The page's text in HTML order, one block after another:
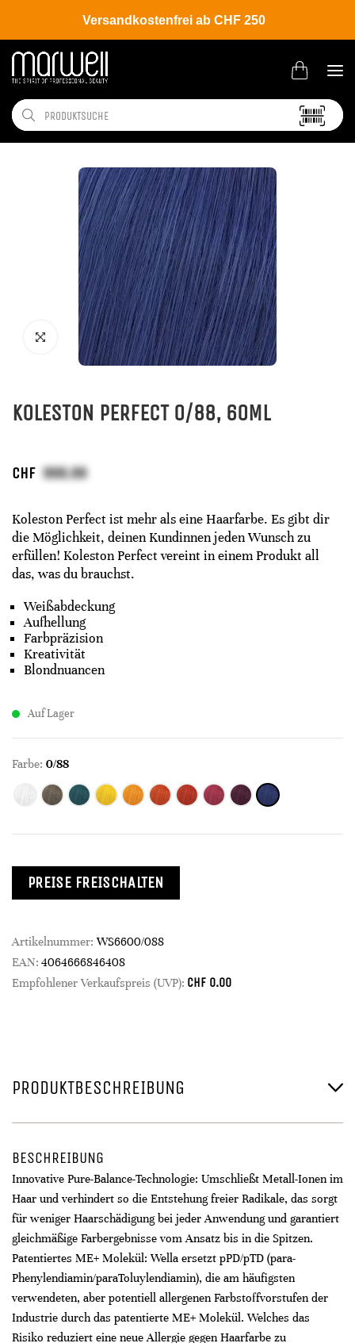
Versandkostenfrei ab CHF 250
Shop Brands Wella
KOLESTON PERFECT 0/88, 60ML
CHF
Koleston Perfect ist mehr als eine Haarfarbe. Es gibt dir
die Möglichkeit, deinen Kundinnen jeden Wunsch zu
erfüllen! Koleston Perfect vereint in einem Produkt all
das, was du brauchst.
Weißabdeckung
Aufhellung
Farbpräzision
Kreativität
Blondnuancen
Auf Lager
Farbe: 0/88
PREISE FREISCHALTEN
Artikelnummer: WS6600/088
EAN: 4064666846408
Empfohlener Verkaufspreis (UVP): CHF 0.00
PRODUKTBESCHREIBUNG
BESCHREIBUNG
Innovative Pure-Balance-Technologie: Umschließt Metall-Ionen im
Haar und verhindert so die Entstehung freier Radikale, das sorgt
für weniger Haarschädigung bei jeder Anwendung und garantiert
gleichmäßige Farbergebnisse vom Ansatz bis in die Spitzen.
Patentiertes ME+ Molekül: Wella ersetzt pPD/pTD (para-
Phenylendiamin/paraToluylendiamin), die am häufigsten
verwendeten, aber potentiell allergenen Farbstoffvorstufen der
Industrie durch das patentierte ME+ Molekül. Welches das
Risiko reduziert eine neue Allergie gegen Haarfarbe zu